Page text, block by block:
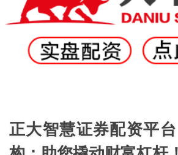
正大智慧证券配资平